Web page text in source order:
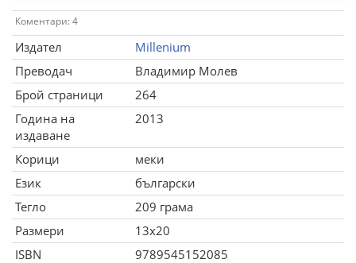
Коментари: 4
Издател
Millenium
Преводач
Владимир Молев
Брой страници
264
Година на
издаване
2013
Корици
меки
Език
български
Тегло
209 грама
Размери
13x20
ISBN
9789545152085